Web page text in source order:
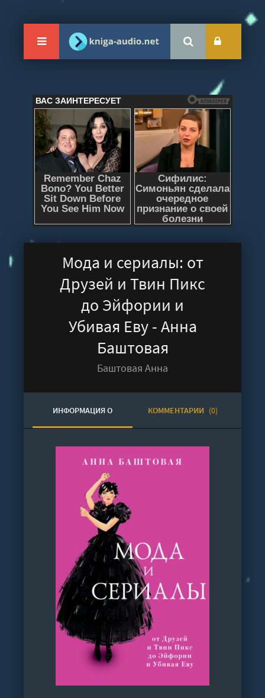
Мода и сериалы: от
Друзей и Твин Пикс
до Эйфории и
Убивая Еву - Анна
Баштовая
Баштовая Анна
ИНФОРМАЦИЯ О
АУДИОКНИГЕ
КОММЕНТАРИИ (0)